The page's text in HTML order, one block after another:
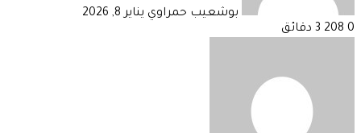
بوشعيب حمراوي يناير 8, 2026
0
3 دقائق